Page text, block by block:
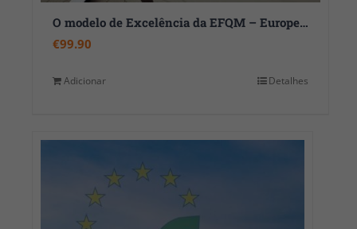
O modelo de Excelência da EFQM – European Foundation for Quality Management
€99.90
Adicionar Detalhes